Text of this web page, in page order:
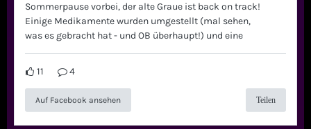
Sommerpause vorbei, der alte Graue ist back on track!
Einige Medikamente wurden umgestellt (mal sehen,
was es gebracht hat - und OB überhaupt!) und eine
11 4
Auf Facebook ansehen Teilen